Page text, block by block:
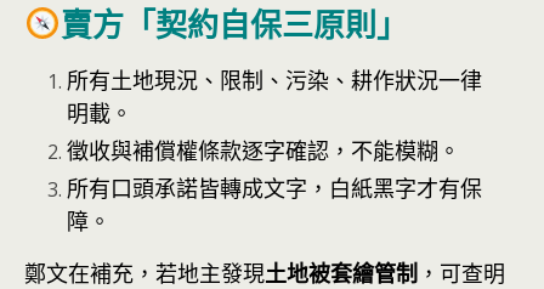
賣方「契約自保三原則」
所有土地現況、限制、污染、耕作狀況一律
明載。
徵收與補償權條款逐字確認，不能模糊。
所有口頭承諾皆轉成文字，白紙黑字才有保
障。
鄭文在補充，若地主發現土地被套繪管制 ，可查明